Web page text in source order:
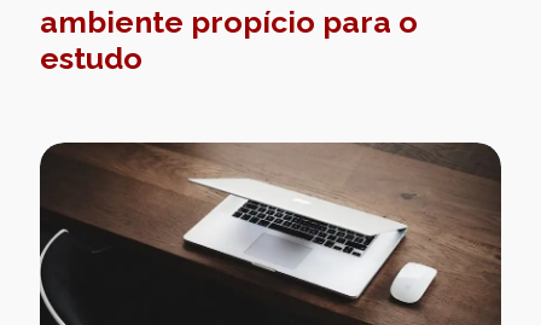
ambiente propício para o
estudo